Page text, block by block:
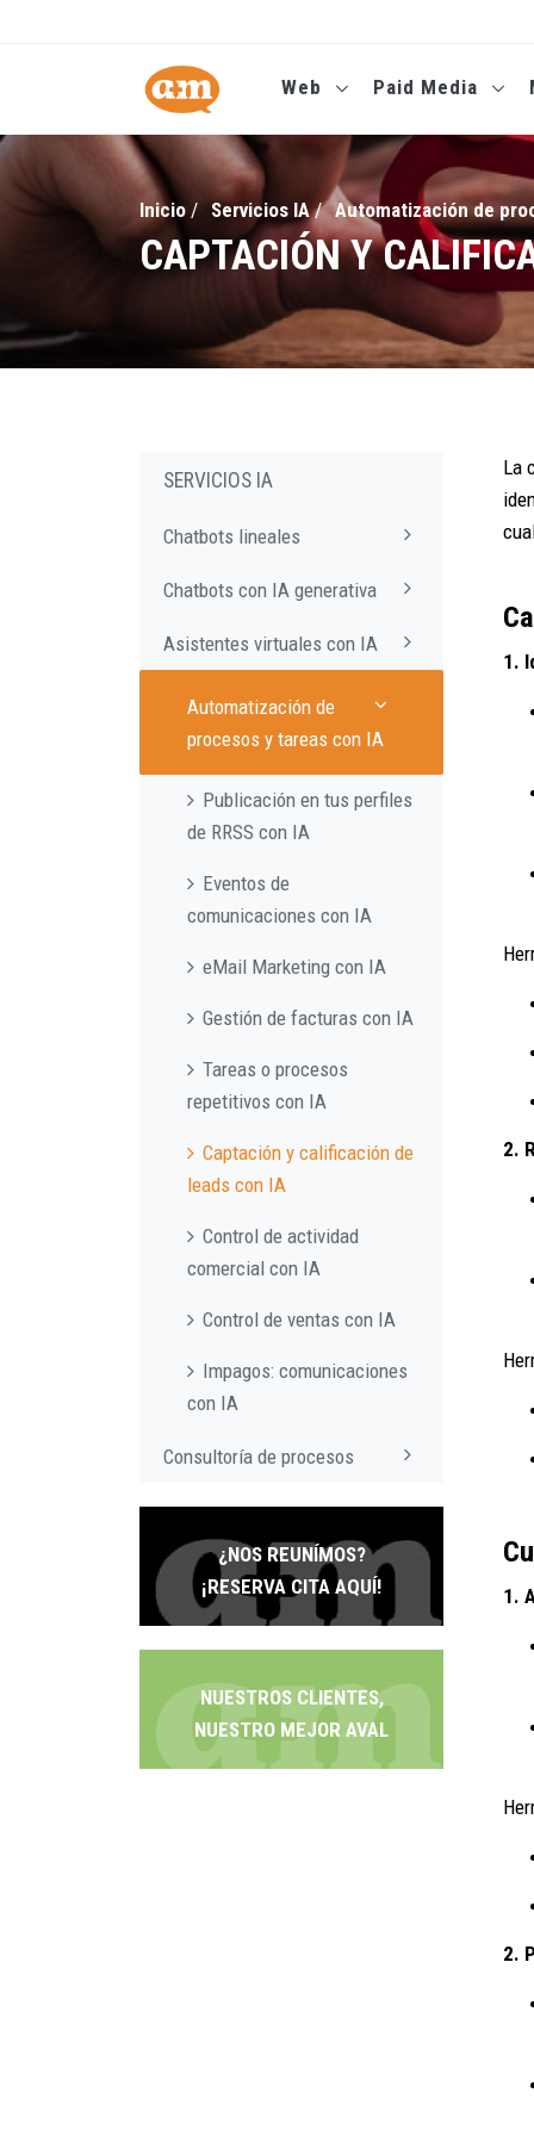
Web Paid Media
Inicio / Servicios IA / Automatización de
CAPTACIÓN Y
SERVICIOS IA
Chatbots lineales
Chatbots con IA generativa
Asistentes virtuales con IA
Automatización de
procesos y tareas con IA
Publicación en tus perfiles
de RRSS con IA
Eventos de
comunicaciones con IA
eMail Marketing con IA
Gestión de facturas con IA
Tareas o procesos
repetitivos con IA
Captación y calificación de
leads con IA
Control de actividad
comercial con IA
Control de ventas con IA
Impagos: comunicaciones
con IA
Consultoría de procesos
¿NOS REUNÍMOS?
¡RESERVA CITA AQUÍ!
NUESTROS CLIENTES,
NUESTRO MEJOR AVAL
La
1.
2.
1.
2.